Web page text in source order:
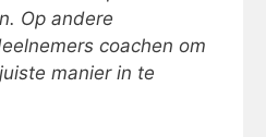
Op andere
coachen om
manier in te